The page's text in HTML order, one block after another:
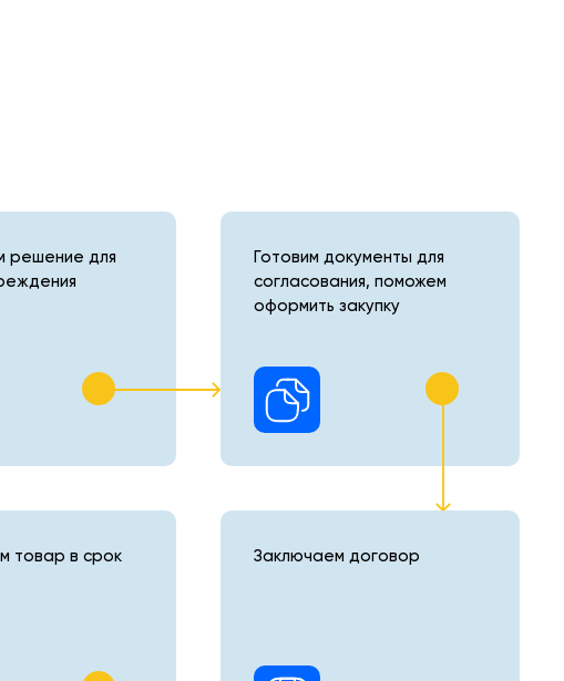
решение для
Готовим документы для
согласования, поможем
оформить закупку
товар в срок Заключаем договор